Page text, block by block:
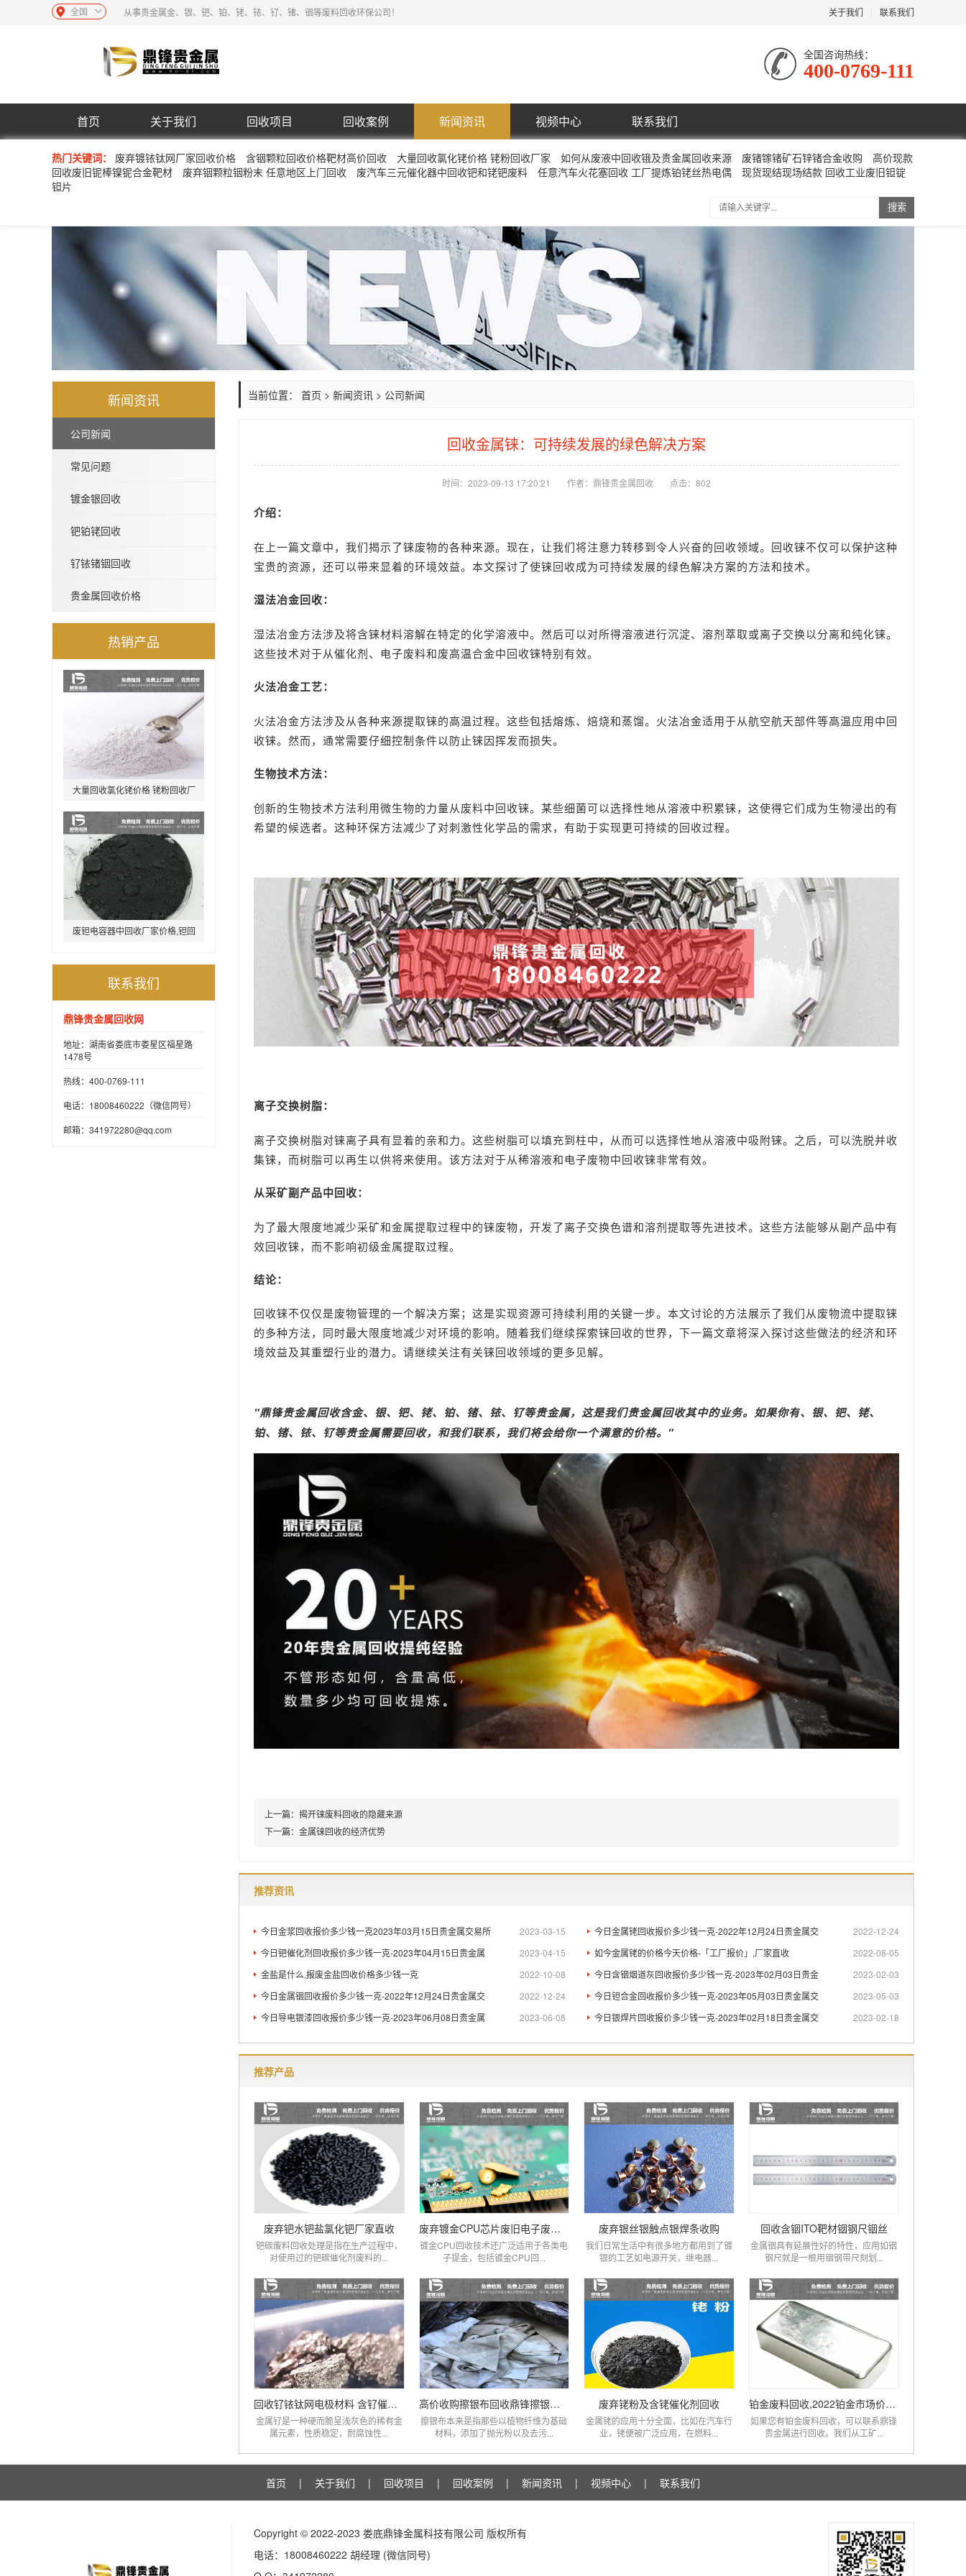
关于我们 联系我们
从事贵金属金、银、钯、铂、铑、铱、钌、锗、铟等废料回收环保公司！
全国
全国咨询热线：
400-0769-111
首页 关于我们 回收项目 回收案例 新闻资讯 视频中心 联系我们
热门关键词： 废弃镀铱钛网厂家回收价格 含铟颗粒回收价格靶材高价回收 大量回收氯化铑价格 铑粉回收厂家 ​如何从废液中回收锇及贵金属回收来源 废锗镓锗矿石锌锗合金收购
高价现款
回收废旧铌棒镍铌合金靶材
废弃铟颗粒铟粉末 任意地区上门回收 废汽车三元催化器中回收钯和铑钯废料 任意汽车火花塞回收 工厂提炼铂铑丝热电偶
现货现结现场结款 回收工业废旧钽锭
钽片
搜索
新闻资讯
公司新闻
常见问题
镀金银回收
钯铂铑回收
钌铱锗铟回收
贵金属回收价格
热销产品
大量回收氯化铑价格 铑粉回收厂
家
废钽电容器中回收厂家价格,钽回
联系我们
鼎锋贵金属回收网
地址：湖南省娄底市娄星区福星路
1478号
热线：400-0769-111
电话：18008460222（微信同号）
邮箱：341972280@qq.com
当前位置： 首页 > 新闻资讯 > 公司新闻
回收金属铼：可持续发展的绿色解决方案
时间：2023-09-13 17:20:21 作者：鼎锋贵金属回收 点击： 802
介绍：
在上一篇文章中，我们揭示了铼废物的各种来源。现在，让我们将注意力转移到令人兴奋的回收领域。回收铼不仅可以保护这种
宝贵的资源，还可以带来显着的环境效益。本文探讨了使铼回收成为可持续发展的绿色解决方案的方法和技术。
湿法冶金回收：
湿法冶金方法涉及将含铼材料溶解在特定的化学溶液中。然后可以对所得溶液进行沉淀、溶剂萃取或离子交换以分离和纯化铼。
这些技术对于从催化剂、电子废料和废高温合金中回收铼特别有效。
火法冶金工艺：
火法冶金方法涉及从各种来源提取铼的高温过程。这些包括熔炼、焙烧和蒸馏。火法冶金适用于从航空航天部件等高温应用中回
收铼。然而，通常需要仔细控制条件以防止铼因挥发而损失。
生物技术方法：
创新的生物技术方法利用微生物的力量从废料中回收铼。某些细菌可以选择性地从溶液中积累铼，这使得它们成为生物浸出的有
希望的候选者。这种环保方法减少了对刺激性化学品的需求，有助于实现更可持续的回收过程。
离子交换树脂：
离子交换树脂对铼离子具有显着的亲和力。这些树脂可以填充到柱中，从而可以选择性地从溶液中吸附铼。之后，可以洗脱并收
集铼，而树脂可以再生以供将来使用。该方法对于从稀溶液和电子废物中回收铼非常有效。
从采矿副产品中回收：
为了最大限度地减少采矿和金属提取过程中的铼废物，开发了离子交换色谱和溶剂提取等先进技术。这些方法能够从副产品中有
效回收铼，而不影响初级金属提取过程。
结论：
回收铼不仅仅是废物管理的一个解决方案；这是实现资源可持续利用的关键一步。本文讨论的方法展示了我们从废物流中提取铼
的多种方法，同时最大限度地减少对环境的影响。随着我们继续探索铼回收的世界，下一篇文章将深入探讨这些做法的经济和环
境效益及其重塑行业的潜力。请继续关注有关铼回收领域的更多见解。
"鼎锋贵金属回收含金、银、 钯、铑、铂、锗、铱、钌等贵金属，这是我们贵金属回收其中的业务。如果你有、银、钯、铑、
铂、锗、铱、钌等贵金属需要回收，和我们联系，我们将会给你一个满意的价格。"
上一篇： 揭开铼废料回收的隐藏来源
下一篇： 金属铼回收的经济优势
推荐资讯
2023-03-15
今日金浆回收报价多少钱一克2023年03月15日贵金属交易所 2022-12-24
今日金属铑回收报价多少钱一克-2022年12月24日贵金属交
2023-04-15
今日钯催化剂回收报价多少钱一克-2023年04月15日贵金属 2022-08-05
如今金属铑的价格今天价格-「工厂报价」,厂家直收
2022-10-08
金盐是什么,报废金盐回收价格多少钱一克 2023-02-03
今日含铟烟道灰回收报价多少钱一克-2023年02月03日贵金
2022-12-24
今日金属铟回收报价多少钱一克-2022年12月24日贵金属交 2023-05-03
今日钽合金回收报价多少钱一克-2023年05月03日贵金属交
2023-06-08
今日导电银漆回收报价多少钱一克-2023年06月08日贵金属 2023-02-18
今日银焊片回收报价多少钱一克-2023年02月18日贵金属交
推荐产品
废弃钯水钯盐氯化钯厂家直收
钯碳废料回收处理是指在生产过程中，
对使用过的钯碳催化剂废料的...
废弃镀金CPU芯片废旧电子废料回收
镀金CPU回收技术还广泛适用于各类电
子提金，包括镀金CPU回...
废弃银丝银触点银焊条收购
我们日常生活中有很多地方都用到了镀
银的工艺如电源开关，继电器...
回收含铟ITO靶材铟钢尺铟丝
金属铟具有延展性好的特性，应用如铟
钢尺就是一根用铟钢带尺刻划...
回收钌铱钛网电极材料 含钌催化剂
金属钌是一种硬而脆呈浅灰色的稀有金
属元素，性质稳定，耐腐蚀性...
高价收购擦银布回收鼎锋擦银布价格
擦银布本来是指那些以植物纤维为基础
材料，添加了抛光粉以及去污...
废弃铑粉及含铑催化剂回收
金属铑的应用十分全面，比如在汽车行
业，铑便被广泛应用，在燃料...
铂金废料回收,2022铂金市场价格表查询
如果您有铂金废料回收，可以联系鼎锋
贵金属进行回收。我们从工矿...
首页 | 关于我们 | 回收项目 | 回收案例 | 新闻资讯 | 视频中心 | 联系我们
Copyright © 2022-2023 娄底鼎锋金属科技有限公司 版权所有
电话：18008460222 胡经理 (微信同号)